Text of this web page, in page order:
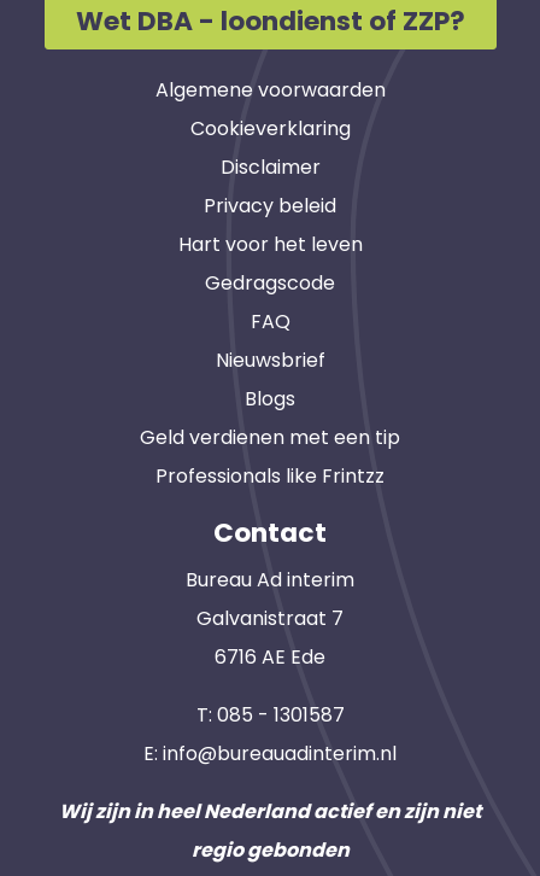
Wet DBA - loondienst of ZZP?
Algemene voorwaarden
Cookieverklaring
Disclaimer
Privacy beleid
Hart voor het leven
Gedragscode
FAQ
Nieuwsbrief
Blogs
Geld verdienen met een tip
Professionals like Frintzz
Contact
Bureau Ad interim
Galvanistraat 7
6716 AE Ede
T: 085 - 1301587
E: info@bureauadinterim.nl
Wij zijn in heel Nederland actief en zijn niet
regio gebonden